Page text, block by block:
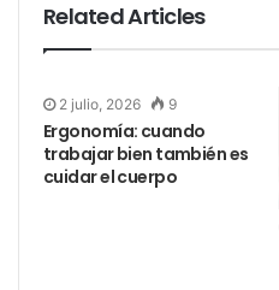
Related Articles
2 julio, 2026 9
Ergonomía: cuando
trabajar bien también es
cuidar el cuerpo